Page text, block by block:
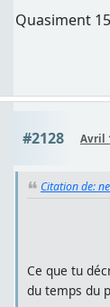
Quasiment
#2128 Avril
Citation de:
Ce que tu
du temps du